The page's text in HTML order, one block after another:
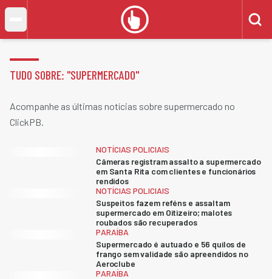
TUDO SOBRE: "SUPERMERCADO"
Acompanhe as últimas notícias sobre supermercado no
ClickPB.
NOTÍCIAS POLICIAIS
Câmeras registram assalto a supermercado
em Santa Rita com clientes e funcionários
rendidos
NOTÍCIAS POLICIAIS
Suspeitos fazem reféns e assaltam
supermercado em Oitizeiro; malotes
roubados são recuperados
PARAÍBA
Supermercado é autuado e 56 quilos de
frango sem validade são apreendidos no
Aeroclube
PARAÍBA